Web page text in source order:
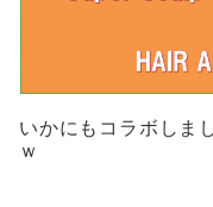
いかにもコラボしま
ｗ